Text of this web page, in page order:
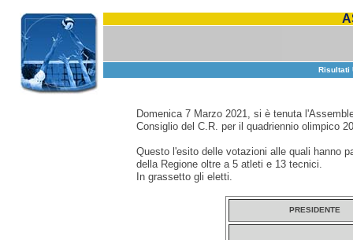
Risultati
Domenica 7 Marzo 2021, si è tenuta
Consiglio del C.R. per il quadriennio olimpico
Questo l'esito delle votazioni alle quali hanno
della Regione oltre a 5 atleti e 13 tecnici.
In grassetto gli eletti.
PRESIDENTE